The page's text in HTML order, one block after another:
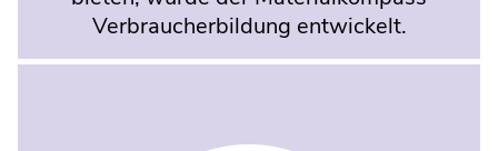
Verbraucherbildung entwickelt.